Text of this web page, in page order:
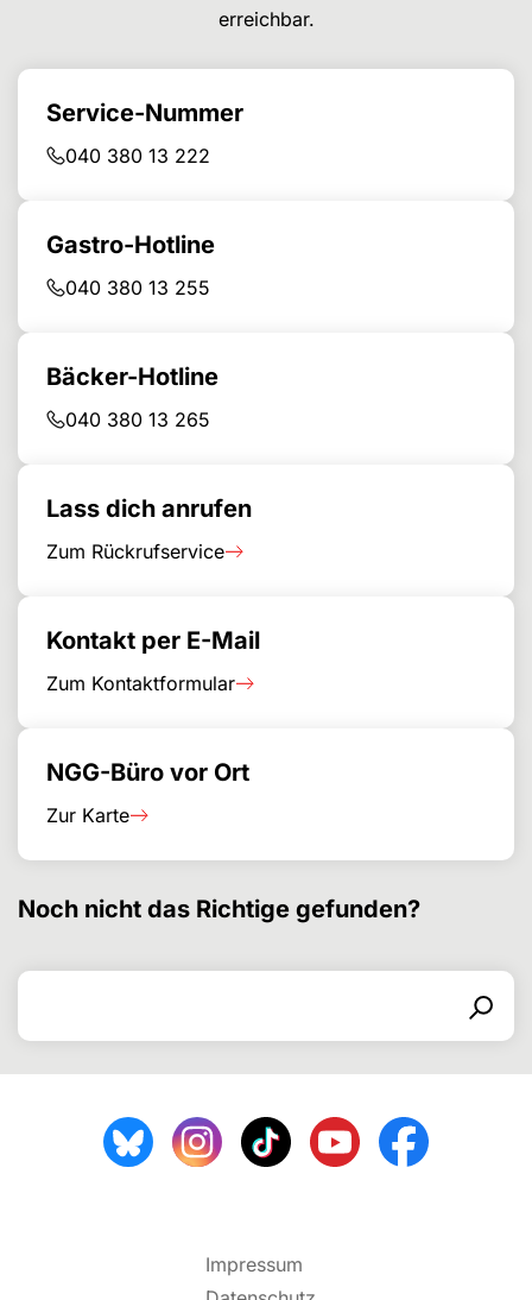
erreichbar.
Service-Nummer
040 380 13 222
Gastro-Hotline
040 380 13 255
Bäcker-Hotline
040 380 13 265
Lass dich anrufen
Zum Rückrufservice
Kontakt per E-Mail
Zum Kontaktformular
NGG-Büro vor Ort
Zur Karte
Noch nicht das Richtige gefunden?
Suchen nach
Suchen
Impressum